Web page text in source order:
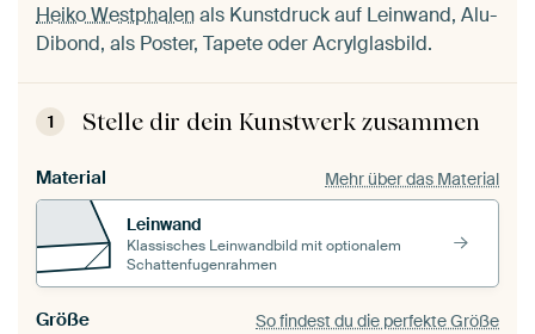
Heiko Westphalenals Kunstdruck auf Leinwand, Alu-
Dibond, als Poster, Tapete oder Acrylglasbild.
1 Stelle dir dein Kunstwerk zusammen
Material Mehr über das Material
Leinwand
Klassisches Leinwandbild mit optionalem
Schattenfugenrahmen
Größe So findest du die perfekte Größe